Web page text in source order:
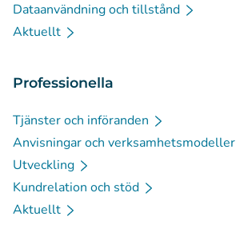
Dataanvändning och tillstånd
Aktuellt
Professionella
Tjänster och införanden
Anvisningar och verksamhetsmodeller
Utveckling
Kundrelation och stöd
Aktuellt